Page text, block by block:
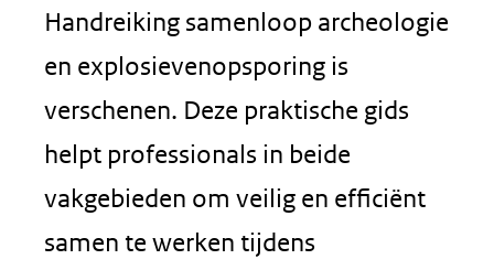
Handreiking samenloop archeologie
en explosievenopsporing is
verschenen. Deze praktische gids
helpt professionals in beide
vakgebieden om veilig en efficiënt
samen te werken tijdens